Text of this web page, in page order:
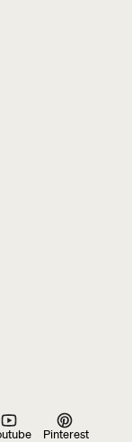
Pinterest